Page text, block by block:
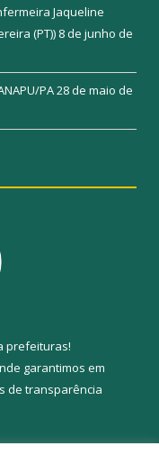
Jaqueline
(PT)) 8 de junho de
PA28 de maio de
prefeituras!
garantimos em
de transparência